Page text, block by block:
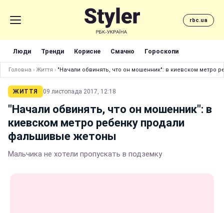
rbc.ua
Люди Тренди Корисне Смачно Гороскопи
Головна › Життя › "Начали обвинять, что он мошенник": в киевском метро
ЖИТТЯ 09 листопада 2017, 12:18
"Начали обвинять, что он мошенник": в
киевском метро ребенку продали
фальшивые жетоны
Мальчика не хотели пропускать в подземку